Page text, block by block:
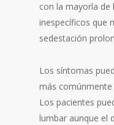
con la mayoría de
inespecíficos que
sedestación
Los síntomas
más
Los pacientes
lumbar aunque el